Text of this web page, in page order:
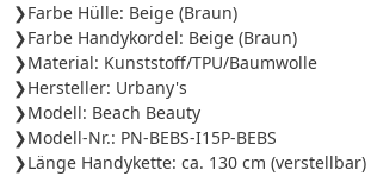
Farbe Hülle: Beige (Braun)
Farbe Handykordel: Beige (Braun)
Material: Kunststoff/TPU/Baumwolle
Hersteller: Urbany's
Modell: Beach Beauty
Modell-Nr.: PN-BEBS-I15P-BEBS
Länge Handykette: ca. 130 cm (verstellbar)